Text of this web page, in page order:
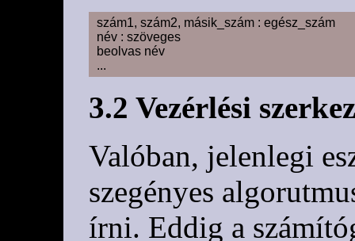
szám1, szám2, másik_szám : egész_szám
név : szöveges
beolvas név
3.2 Vezérlési
Valóban, jelenlegi
szegényes
írni. Eddig a